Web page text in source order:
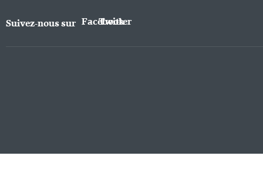
Suivez-nous sur Facebook
Twitter